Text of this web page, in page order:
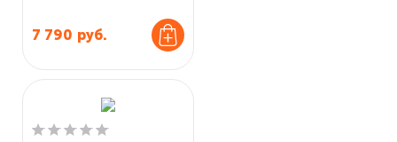
7 790 руб.